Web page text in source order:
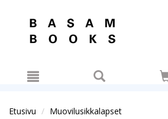
Etusivu Muovilusikkalapset